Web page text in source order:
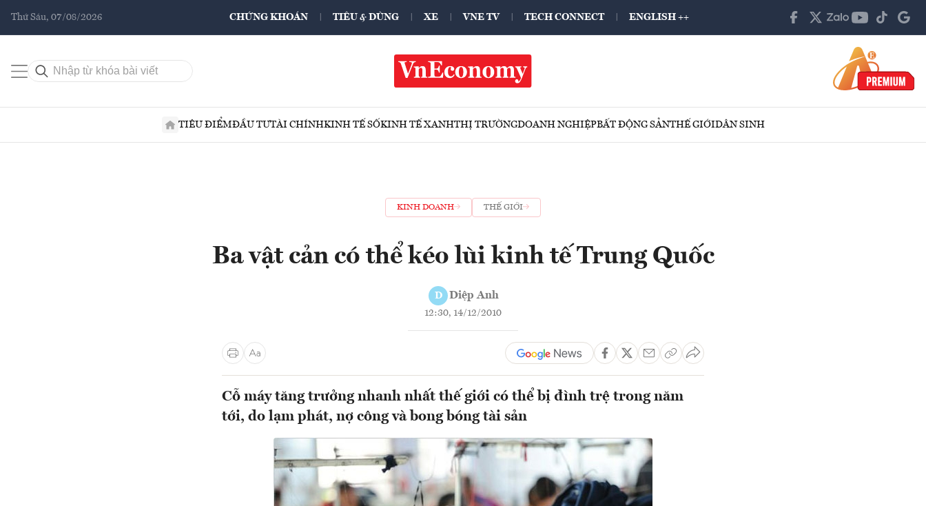
Thứ Sáu, 07/08/2026 CHỨNG KHOÁN TIÊU & DÙNG XE VNE TV TECH CONNECT ENGLISH ++
TIÊU ĐIỂMĐẦU TƯTÀI CHÍNHKINH TẾ SỐKINH TẾ XANHTHỊ TRƯỜNGDOANH NGHIỆPBẤT ĐỘNG SẢNTHẾ GIỚIDÂN SINH
KINH DOANH THẾ GIỚI
Ba vật cản có thể kéo lùi kinh tế Trung Quốc
D Diệp Anh
12:30, 14/12/2010
Cỗ máy tăng trưởng nhanh nhất thế giới có thể bị đình trệ trong năm
tới, do lạm phát, nợ công và bong bóng tài sản